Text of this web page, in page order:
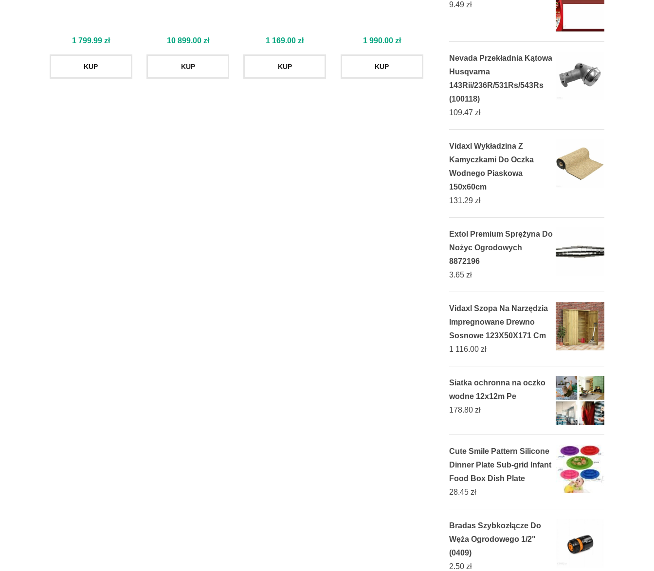
1 799.99 zł
KUP
10 899.00 zł
KUP
1 169.00zł
KUP
1 990.00 zł
KUP
9.49 zł
Nevada Przekładnia Kątowa
Husqvarna
143Rii/236R/531Rs/543Rs
(100118)
109.47 zł
Vidaxl Wykładzina Z
Kamyczkami Do Oczka
Wodnego Piaskowa
150x60cm
131.29 zł
Extol Premium Sprężyna Do
Nożyc Ogrodowych
8872196
3.65 zł
Vidaxl Szopa Na Narzędzia
Impregnowane Drewno
Sosnowe 123X50X171 Cm
1 116.00 zł
Siatka ochronna na oczko
wodne 12x12m Pe
178.80 zł
Cute Smile Pattern Silicone
Dinner Plate Sub-grid Infant
Food Box Dish Plate
28.45 zł
Bradas Szybkozłącze Do
Węża Ogrodowego 1/2"
(0409)
2.50 zł